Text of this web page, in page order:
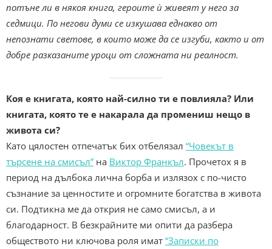
потъне ли в някоя книга, героите ѝ живеят у него за
седмици. По негови думи се изкушава еднакво от
непознати светове, в които може да се изгуби, както и от
добре разказаните уроци от сложната ни реалност.
Коя е книгата, която най-силно ти е повлияла? Или
книгата, която те е накарала да промениш нещо в
живота си?
Като цялостен отпечатък бих отбелязал “Човекът в
търсене на смисъл” на Виктор Франкъл. Прочетох я в
период на дълбока лична борба и излязох с по-чисто
съзнание за ценностите и огромните богатства в живота
си. Подтикна ме да открия не само смисъл, а и
благодарност. В безкрайните ми опити да разбера
обществото ни ключова роля имат “Записки по